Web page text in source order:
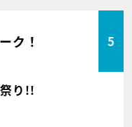
ク！ 5
り!!